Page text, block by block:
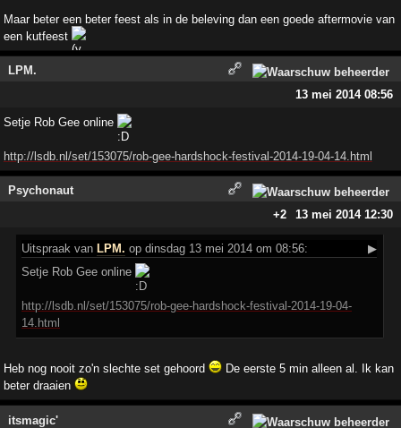
Maar beter een beter feest als in de beleving dan een goede aftermovie van
een kutfeest
LPM.
13 mei 2014 08:56
Setje Rob Gee online
http://lsdb.nl/set/153075/rob-gee-hardshock-festival-2014-19-04-14.html
Psychonaut
+2
13 mei 2014 12:30
Uitspraak van LPM. op dinsdag 13 mei 2014 om 08:56:
▶
Setje Rob Gee online
http://lsdb.nl/set/153075/rob-gee-hardshock-festival-2014-19-04-
14.html
Heb nog nooit zo'n slechte set gehoord
De eerste 5 min alleen al. Ik kan
beter draaien
itsmagic'